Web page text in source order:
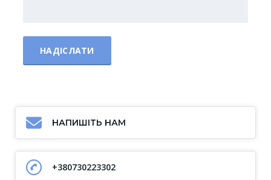
НАПИШІТЬ НАМ
+380730223302